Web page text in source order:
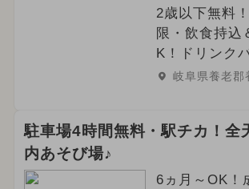
2歳以下無料
限・飲食持込
K！ドリンク
岐阜県養老郡
駐車場4時間無料・駅チカ！全
内あそび場♪
6ヵ月～OK！